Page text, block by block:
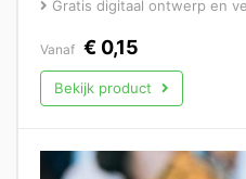
Gratis digitaal ontwerp en
Vanaf € 0,15
Bekijk product